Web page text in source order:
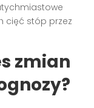
cięć stóp przez
zmian